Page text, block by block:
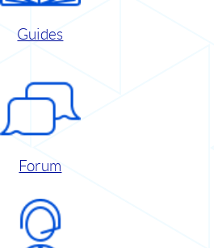
Guides
Forum